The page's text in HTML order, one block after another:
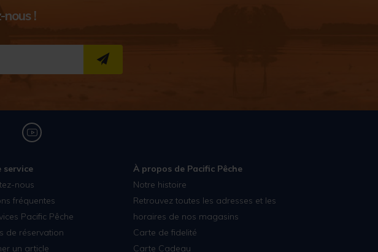
nous !
S''INSCRIRE
service
nous
fréquentes
Pacific Pêche
de réservation
un article
À propos de Pacific Pêche
Notre histoire
Retrouvez toutes les adresses et les
horaires de nos magasins
Carte de fidelité
Carte Cadeau